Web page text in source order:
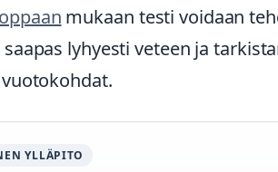
mukaan testi voidaan
lyhyesti veteen ja
YLLÄPITO